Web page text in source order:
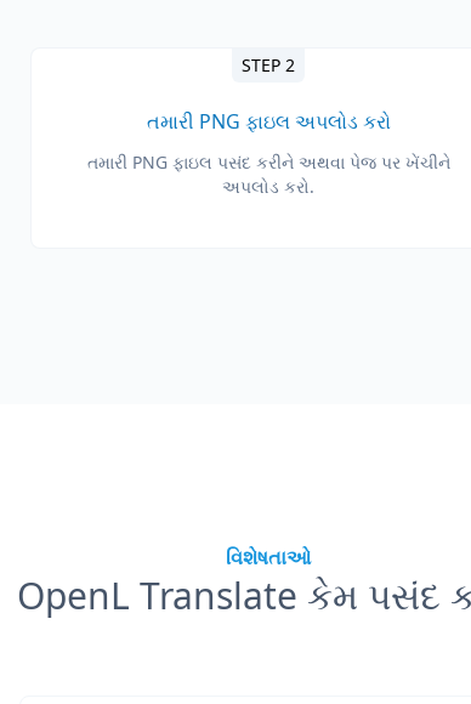
STEP 2
તમારી PNG ફાઇલ અપલોડ કરો
તમારી PNG ફાઇલ પસંદ કરીને અથવા પેજ પર ખેંચીને
અપલોડ કરો.
વિશેષતાઓ
OpenL Translate કેમ પસંદ